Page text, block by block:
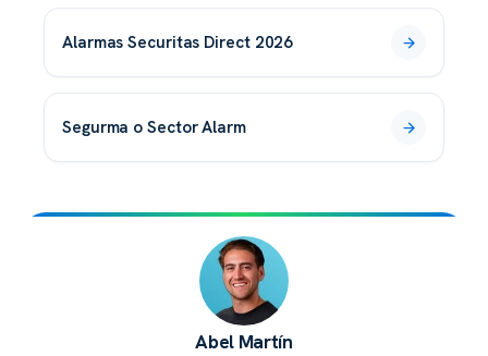
alarmas Securitas Direct 2026
Segurma o Sector Alarm
Abel Martín